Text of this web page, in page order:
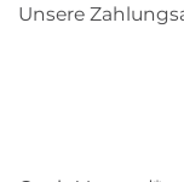
Unsere